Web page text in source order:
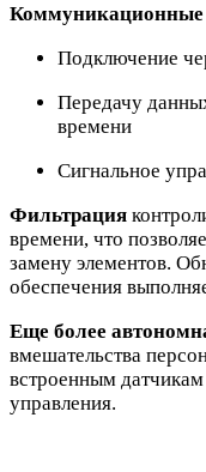
Коммуникационные
Подключение
Передачу
времени
Сигнальное
Фильтрация
времени, что
замену элементов.
обеспечения
Еще более
вмешательства
встроенным
управления.